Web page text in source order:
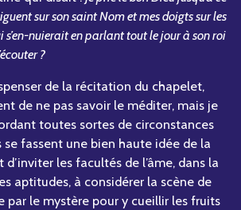
sur son saint Nom et mes doigts sur les
s’en-nuierait en parlant tout le jour à son roi
?
de la récitation du chapelet,
de ne pas savoir le méditer, mais je
toutes sortes de circonstances
se fassent une bien haute idée de la
d’inviter les facultés de l’âme, dans la
aptitudes, à considérer la scène de
par le mystère pour y cueillir les fruits